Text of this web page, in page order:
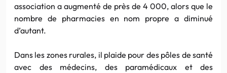
association a augmenté de près de 4 000, alors que le
nombre de pharmacies en nom propre a diminué
d’autant.
Dans les zones rurales, il plaide pour des pôles de santé
avec des médecins, des paramédicaux et des